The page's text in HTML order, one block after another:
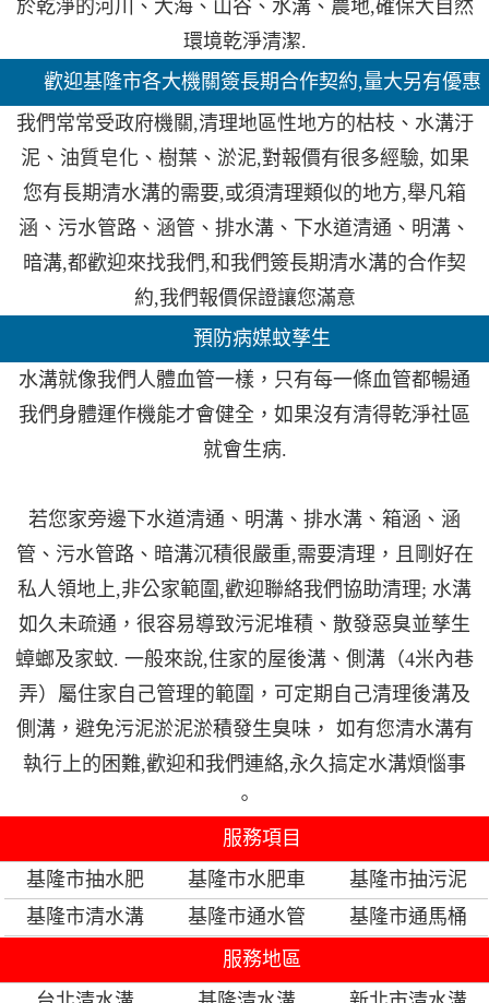
於乾淨的河川、大海、山谷、水溝、農地,確保大自然
環境乾淨清潔.
歡迎基隆市各大機關簽長期合作契約,量大另有優惠
我們常常受政府機關,清理地區性地方的枯枝、水溝汙
泥、油質皂化、樹葉、淤泥,對報價有很多經驗, 如果
您有長期清水溝的需要,或須清理類似的地方,舉凡箱
涵、污水管路、涵管、排水溝、下水道清通、明溝、
暗溝,都歡迎來找我們,和我們簽長期清水溝的合作契
約,我們報價保證讓您滿意
預防病媒蚊孳生
水溝就像我們人體血管一樣，只有每一條血管都暢通
我們身體運作機能才會健全，如果沒有清得乾淨社區
就會生病.
若您家旁邊下水道清通、明溝、排水溝、箱涵、涵
管、污水管路、暗溝沉積很嚴重,需要清理，且剛好在
私人領地上,非公家範圍,歡迎聯絡我們協助清理; 水溝
如久未疏通，很容易導致污泥堆積、散發惡臭並孳生
蟑螂及家蚊. 一般來說,住家的屋後溝、側溝（4米內巷
弄）屬住家自己管理的範圍，可定期自己清理後溝及
側溝，避免污泥淤泥淤積發生臭味， 如有您清水溝有
執行上的困難,歡迎和我們連絡,永久搞定水溝煩惱事
。
服務項目
基隆市抽水肥
基隆市水肥車
基隆市抽污泥
基隆市清水溝
基隆市通水管
基隆市通馬桶
服務地區